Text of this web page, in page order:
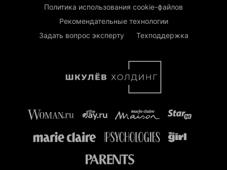
Политика использования cookie-файлов
Рекомендательные технологии
Задать вопрос эксперту
Техподдержка